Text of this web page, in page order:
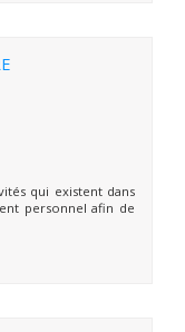
qui existent dans
personnel afin de